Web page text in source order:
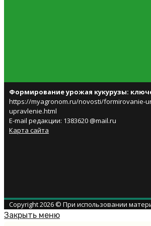
Формирование урожая кукурузы:
https://myagronom.ru/novosti/formirovanie-
upravlenie.html
E-mail редакции: 1383620 @mail.ru
Карта сайта
Copyright 2026 © При использовании
Закрыть меню